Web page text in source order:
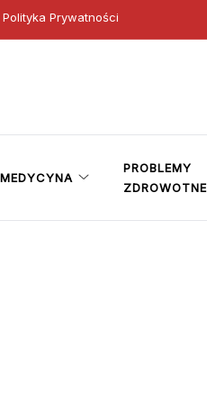
Polityka Prywatności
MEDYCYNA
PROBLEMY
ZDROWOTNE